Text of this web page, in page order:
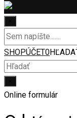
SHOPÚČET0
Online formulár